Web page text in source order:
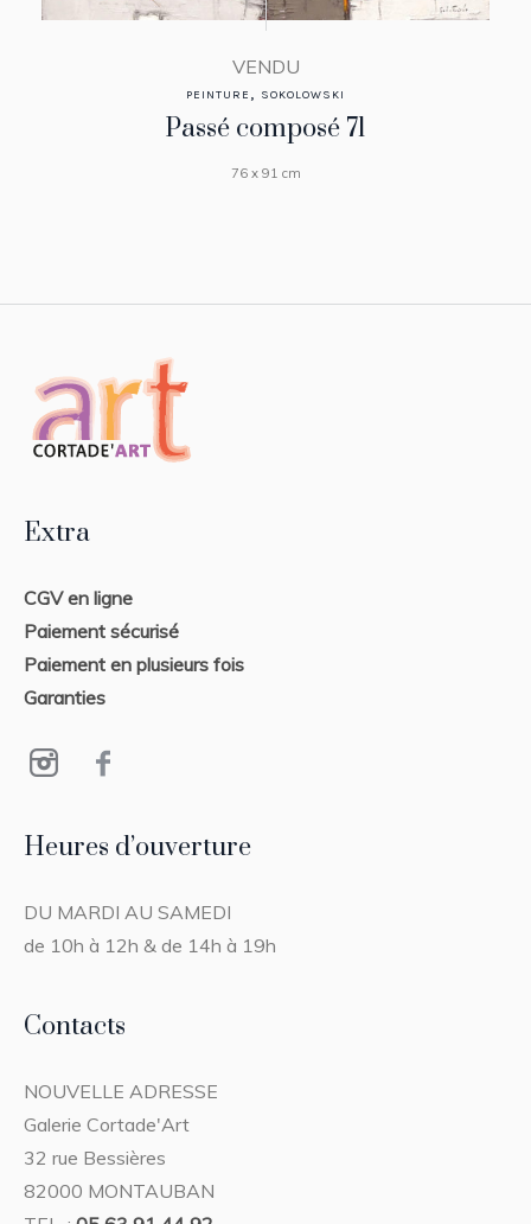
VENDU
PEINTURE , SOKOLOWSKI
Passé composé 71
76 x 91 cm
Extra
CGV en ligne
Paiement sécurisé
Paiement en plusieurs fois
Garanties
Heures d’ouverture
DU MARDI AU SAMEDI
de 10h à 12h & de 14h à 19h
Contacts
NOUVELLE ADRESSE
Galerie Cortade'Art
32 rue Bessières
82000 MONTAUBAN